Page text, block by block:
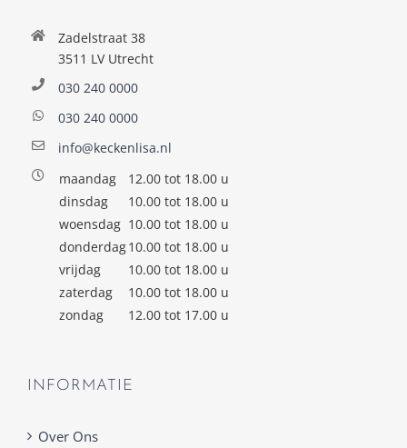
Zadelstraat 38
3511 LV Utrecht
030 240 0000
030 240 0000
info@keckenlisa.nl
maandag
12.00 tot 18.00 u
dinsdag
10.00 tot 18.00 u
woensdag 10.00 tot 18.00 u
donderdag10.00 tot 18.00 u
vrijdag
10.00 tot 18.00 u
zaterdag
10.00 tot 18.00 u
zondag
12.00 tot 17.00 u
INFORMATIE
Over Ons